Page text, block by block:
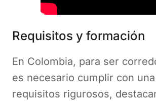
Requisitos y formación
En Colombia, para ser
es necesario cumplir con
requisitos rigurosos,